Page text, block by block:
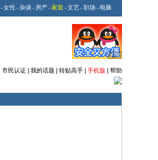
-女性 -杂谈 - 房产-家装 -文艺-职场 - 电脑
市民认证 我的话题 转贴高手 手机版
帮助